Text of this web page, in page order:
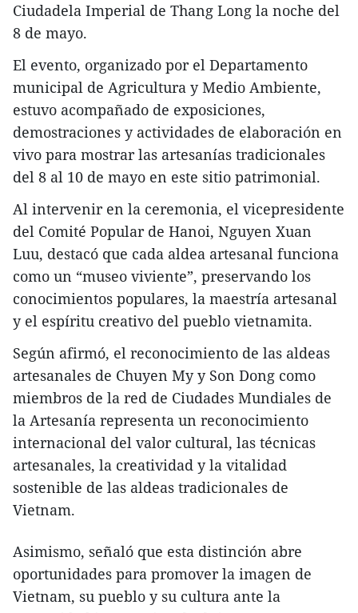
Ciudadela Imperial de Thang Long la noche del
8 de mayo.
El evento, organizado por el Departamento
municipal de Agricultura y Medio Ambiente,
estuvo acompañado de exposiciones,
demostraciones y actividades de elaboración en
vivo para mostrar las artesanías tradicionales
del 8 al 10 de mayo en este sitio patrimonial.
Al intervenir en la ceremonia, el vicepresidente
del Comité Popular de Hanoi, Nguyen Xuan
Luu, destacó que cada aldea artesanal funciona
como un “museo viviente”, preservando los
conocimientos populares, la maestría artesanal
y el espíritu creativo del pueblo vietnamita.
Según afirmó, el reconocimiento de las aldeas
artesanales de Chuyen My y Son Dong como
miembros de la red de Ciudades Mundiales de
la Artesanía representa un reconocimiento
internacional del valor cultural, las técnicas
artesanales, la creatividad y la vitalidad
sostenible de las aldeas tradicionales de
Vietnam.
Asimismo, señaló que esta distinción abre
oportunidades para promover la imagen de
Vietnam, su pueblo y su cultura ante la